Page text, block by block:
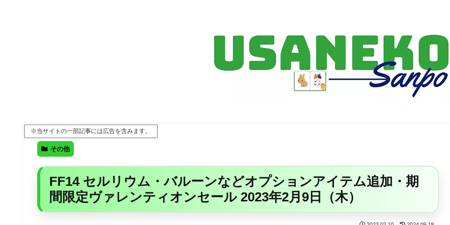
※当サイトの一部記事には広告を含みます。
その他
FF14 セルリウム・バルーンなどオプションアイテム追加・期
間限定ヴァレンティオンセール 2023年2月9日（木）